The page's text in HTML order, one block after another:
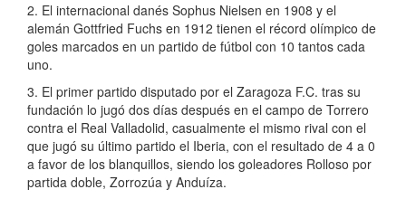
2. El internacional danés Sophus Nielsen en 1908 y el
alemán Gottfried Fuchs en 1912 tienen el récord olímpico de
goles marcados en un partido de fútbol con 10 tantos cada
uno.
3. El primer partido disputado por el Zaragoza F.C. tras su
fundación lo jugó dos días después en el campo de Torrero
contra el Real Valladolid, casualmente el mismo rival con el
que jugó su último partido el Iberia, con el resultado de 4 a 0
a favor de los blanquillos, siendo los goleadores Rolloso por
partida doble, Zorrozúa y Anduíza.